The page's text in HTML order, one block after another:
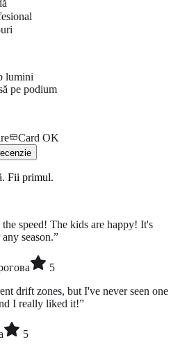
lumini
pe podium
Card OK
Fii primul.
speed! The kids are happy! It's
season.”
5
drift zones, but I've never seen one
I really liked it!”
5